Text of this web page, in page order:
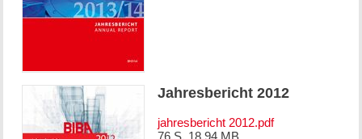
Jahresbericht 2012
jahresbericht 2012.pdf